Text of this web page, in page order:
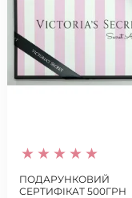
ПОДАРУНКОВИЙ
СЕРТИФІКАТ 500ГРН